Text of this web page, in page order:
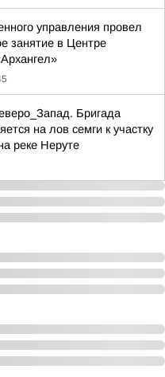
управления провел
занятие в Центре
Бригада
на лов семги к участку
реке Неруте